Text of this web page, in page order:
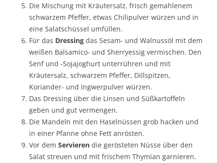
Die Mischung mit Kräutersalz, frisch gemahlenem
schwarzem Pfeffer, etwas Chilipulver würzen und in
eine Salatschüssel umfüllen.
Für das Dressing das Sesam- und Walnussöl mit dem
weißen Balsamico- und Sherryessig vermischen. Den
Senf und -Sojajoghurt unterrühren und mit
Kräutersalz, schwarzem Pfeffer, Dillspitzen,
Koriander- und Ingwerpulver würzen.
Das Dressing über die Linsen und Süßkartoffeln
geben und gut vermengen.
Die Mandeln mit den Haselnüssen grob hacken und
in einer Pfanne ohne Fett anrösten.
Vor dem Servieren die gerösteten Nüsse über den
Salat streuen und mit frischem Thymian garnieren.